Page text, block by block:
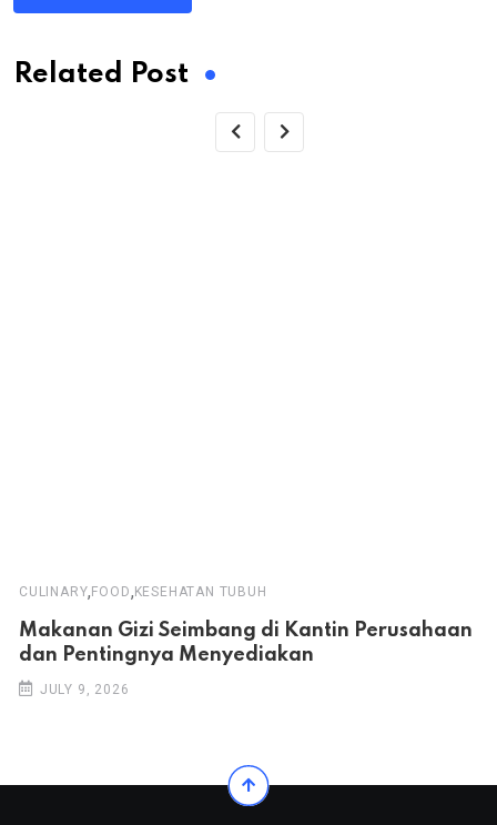
Related Post
CULINARY,FOOD,KESEHATAN TUBUH
Makanan Gizi Seimbang di Kantin Perusahaan
dan Pentingnya Menyediakan
JULY 9, 2026